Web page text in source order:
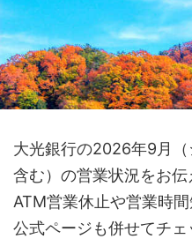
大光銀行の2026年9月
含む）の営業状況をお
ATM営業休止や営業時
公式ページも併せてチェ